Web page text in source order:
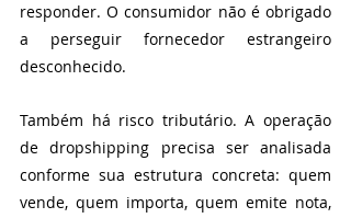
responder. O consumidor não é obrigado
a perseguir fornecedor estrangeiro
desconhecido.
Também há risco tributário. A operação
de dropshipping precisa ser analisada
conforme sua estrutura concreta: quem
vende, quem importa, quem emite nota,